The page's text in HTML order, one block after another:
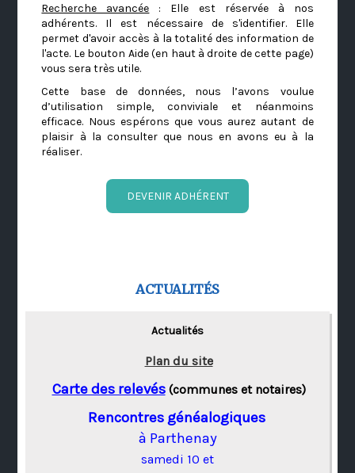
Recherche avancée : Elle est réservée à nos
adhérents. Il est nécessaire de s'identifier. Elle
permet d'avoir accès à la totalité des information de
l'acte. Le bouton Aide (en haut à droite de cette page)
vous sera très utile.
Cette base de données, nous l’avons voulue
d’utilisation simple, conviviale et néanmoins
efficace. Nous espérons que vous aurez autant de
plaisir à la consulter que nous en avons eu à la
réaliser.
DEVENIR ADHÉRENT
ACTUALITÉS
Actualités
Plan du site
Carte des relevés(communes et notaires)
Rencontres généalogiques
à Parthenay
samedi 10 et